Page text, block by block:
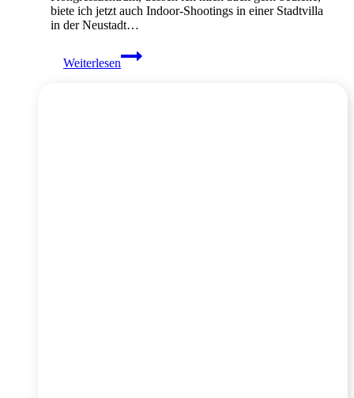
biete ich jetzt auch Indoor-Shootings in einer Stadtvilla
in der Neustadt…
Weiterlesen
Meine
Location